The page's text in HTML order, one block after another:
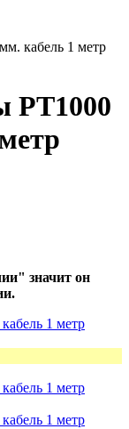
кабель 1 метр
PT1000
значит он